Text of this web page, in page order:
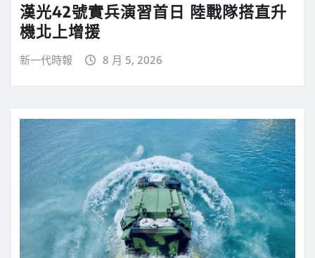
漢光42號實兵演習首日 陸戰隊搭直升
機北上增援
新一代時報 8 月 5, 2026